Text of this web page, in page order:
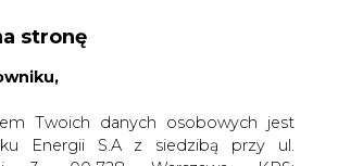
KONTAKT:
PORTALU:
WIELKOŚĆ TEKSTU A A
stronę
Twoich danych osobowych jest
Energii S.A z siedzibą przy ul.